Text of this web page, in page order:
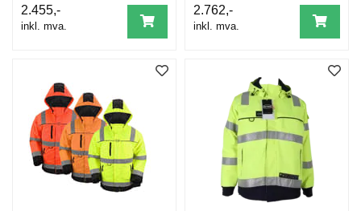
2.455,-
inkl. mva.
2.762,-
inkl. mva.